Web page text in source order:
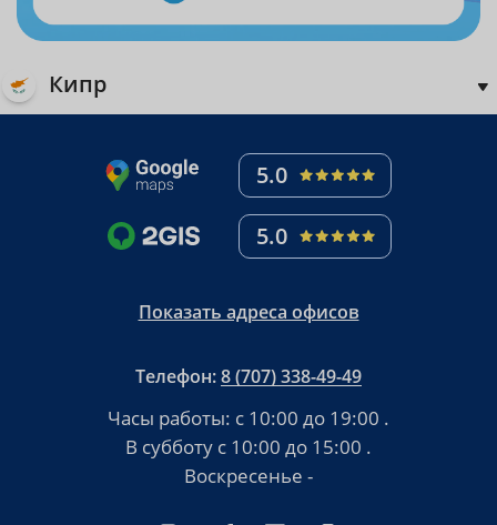
Кипр
5.0
5.0
Показать адреса офисов
Телефон:8 (707) 338-49-49
Часы работы: с 10:00 до 19:00 .
В субботу с 10:00 до 15:00 .
Воскресенье -